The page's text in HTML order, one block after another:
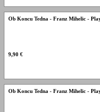
Ob Koncu Tedna - Franz Mihelic -
9,90 €
Ob Koncu Tedna - Franz Mihelic -